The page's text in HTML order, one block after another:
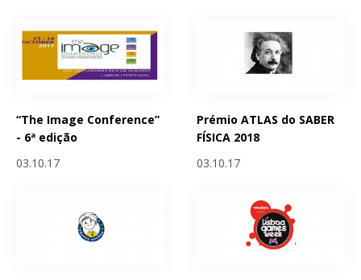
“The Image Conference”
- 6ª edição
03.10.17
Prémio ATLAS do SABER
FÍSICA 2018
03.10.17